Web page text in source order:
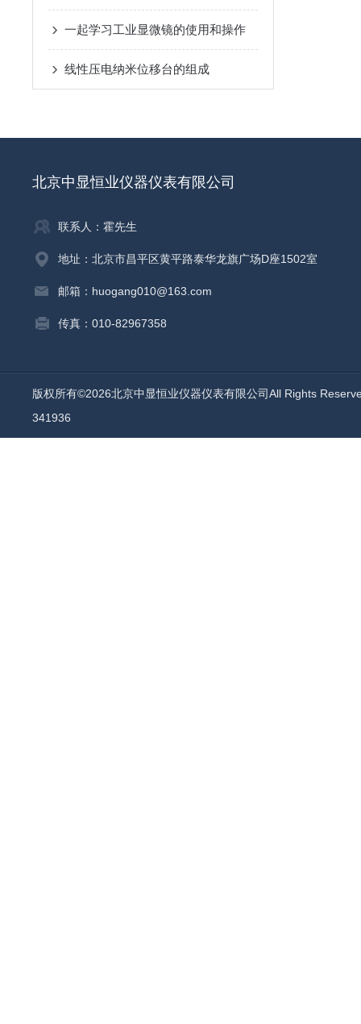
一起学习工业显微镜的使用和操作
线性压电纳米位移台的组成
北京中显恒业仪器仪表有限公司
联系人：霍先生
地址：北京市昌平区黄平路泰华龙旗广场D座1502室
邮箱：huogang010@163.com
传真：010-82967358
版权所有©2026北京中显恒业仪器仪表有限公司All Rights
341936